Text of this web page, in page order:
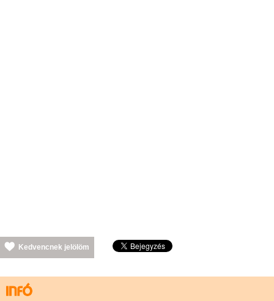
Kedvencnek jelölöm